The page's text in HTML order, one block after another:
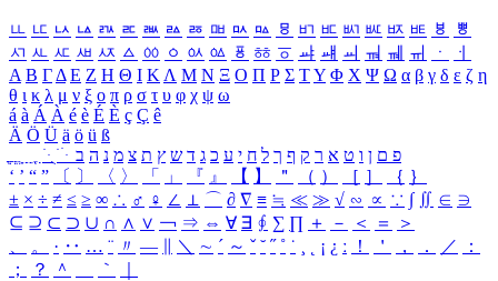
ㅥ ㅦ ㅧ ㅨ ㅩ ㅪ ㅫ ㅬ ㅭ ㅮ ㅯ ㅰ ㅱ ㅲ ㅳ ㅴ ㅵ ㅶ ㅷ ㅸ
ㅹ
ㅺ ㅻ ㅼ ㅽ ㅾ ㅿ ㆀ ㆁ ㆂ ㆃ ㆄ ㆅ ㆆ ㆇ ㆈ ㆉ ㆊ ㆋ ㆌ ㆍ
ㆎ
Α Β ΓΔ Ε Ζ Η Θ Ι ΚΛ Μ Ν Ξ Ο Π Ρ Σ ΤΥ Φ Χ Ψ Ω α β γ δ ε ζ η
θ ι κ λ μ ν ξ ο π ρ σ τ υ φ χ ψ ω
á à Á À é è É È ç Ç ê
Ä Ö Ü ä ö ü ß
ִֶֹ ֻּ ׁׂ פ ם ן ו ט א ר ק ף ך ל ח י ע כ ג ד ש ץ ת צ מ נ ה ב
‘ ’ “ ” 〔 〕 〈 〉 「 」 『 』 【 】 ＂ （ ） ［ ］ ｛ ｝
± × ÷ ≠ ≤ ≥ ∞ ∴ ♂ ♀ ∠ ⊥ ⌒ ∂ ∇ ≡ ≒ ≪ ≫ √ ∽ ∝ ∵ ∫ ∬ ∈ ∋
⊆ ⊇ ⊂ ⊃ ∪ ∩ ∧ ∨ ￢ ⇒ ⇔ ∀ ∃ ∮ ∑ ∏ ＋ － ＜ ＝
＞
、
。 · ‥ … ¨ 〃 ― ＼ ∼ ´ ～ ˇ ˘ ˝ ˚ ˙ ¸ ¡ ¿ ː ！ ＇ ， ． ／
：
；
？ ＾ ｀